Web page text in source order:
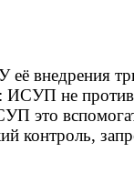
внедрения
ИСУП не
это
контроль,